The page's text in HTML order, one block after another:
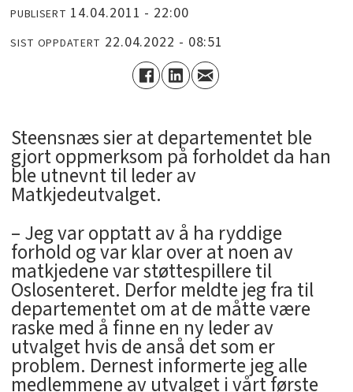
PUBLISERT 14.04.2011 - 22:00
SIST OPPDATERT 22.04.2022 - 08:51
Steensnæs sier at departementet ble
gjort oppmerksom på forholdet da han
ble utnevnt til leder av
Matkjedeutvalget.
– Jeg var opptatt av å ha ryddige
forhold og var klar over at noen av
matkjedene var støttespillere til
Oslosenteret. Derfor meldte jeg fra til
departementet om at de måtte være
raske med å finne en ny leder av
utvalget hvis de anså det som er
problem. Dernest informerte jeg alle
medlemmene av utvalget i vårt første